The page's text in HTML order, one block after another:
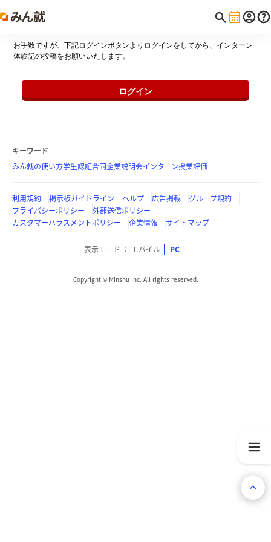
お手数ですが、下記ログインボタンよりログインをしてから、インターン
体験記の投稿をお願いいたします。
ログイン
キーワード
みん就の使い方学生認証合同企業説明会インターン授業評価
利用規約 掲示板ガイドライン ヘルプ 広告掲載
グループ規約
プライバシーポリシー
外部送信ポリシー
カスタマーハラスメントポリシー
企業情報 サイトマップ
表示モード モバイル PC
Copyright © Minshu Inc. All rights reserved.